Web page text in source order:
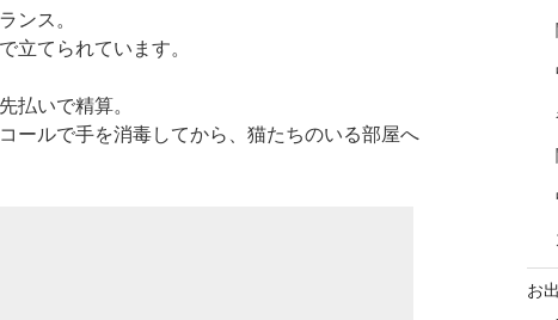
ンス。
立てられています。
払いで精算。
ールで手を消毒してから、猫たちのいる部屋へ
お